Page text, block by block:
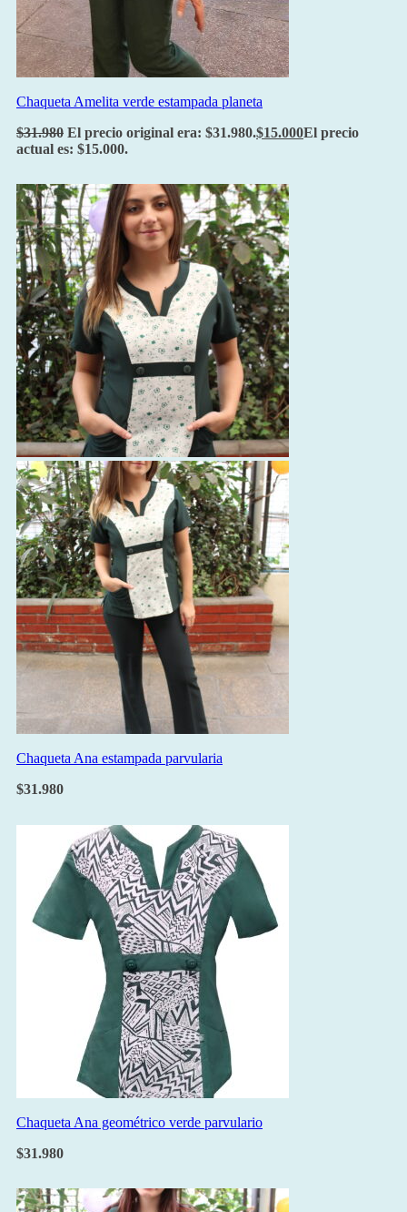
Chaqueta Amelita verde estampada planeta
$31.980 El precio original era: $31.980.$15.000El precio
actual es: $15.000.
Chaqueta Ana estampada parvularia
$31.980
Chaqueta Ana geométrico verde parvulario
$31.980